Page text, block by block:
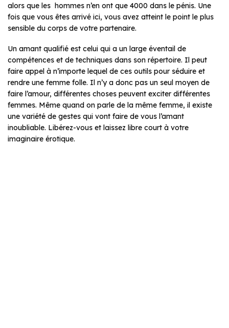
alors que les hommes n’en ont que 4000 dans le pénis. Une
fois que vous êtes arrivé ici, vous avez atteint le point le plus
sensible du corps de votre partenaire.
Un amant qualifié est celui qui a un large éventail de
compétences et de techniques dans son répertoire. Il peut
faire appel à n’importe lequel de ces outils pour séduire et
rendre une femme folle. Il n’y a donc pas un seul moyen de
faire l’amour, différentes choses peuvent exciter différentes
femmes. Même quand on parle de la même femme, il existe
une variété de gestes qui vont faire de vous l’amant
inoubliable. Libérez-vous et laissez libre court à votre
imaginaire érotique.